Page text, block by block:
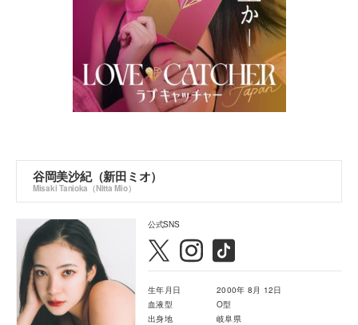
谷岡美沙紀（新田ミオ）
Misaki Tanioka（Nitta Mio）
公式SNS
生年月日
2000年 8月 12日
血液型
O型
出身地
岐阜県